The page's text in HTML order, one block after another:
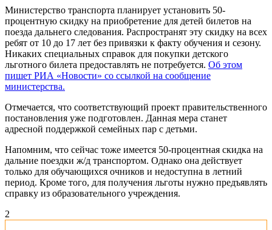
Министерство транспорта планирует установить 50-
процентную скидку на приобретение для детей билетов на
поезда дальнего следования. Распространят эту скидку на всех
ребят от 10 до 17 лет без привязки к факту обучения и сезону.
Никаких специальных справок для покупки детского
льготного билета предоставлять не потребуется. Об этом
пишет РИА «Новости» со ссылкой на сообщение
министерства.
Отмечается, что соответствующий проект правительственного
постановления уже подготовлен. Данная мера станет
адресной поддержкой семейных пар с детьми.
Напомним, что сейчас тоже имеется 50-процентная скидка на
дальние поездки ж/д транспортом. Однако она действует
только для обучающихся очников и недоступна в летний
период. Кроме того, для получения льготы нужно предъявлять
справку из образовательного учреждения.
2